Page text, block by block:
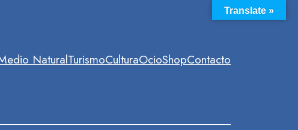
NaturalTurismoCulturaOcioShopContacto
Translate »